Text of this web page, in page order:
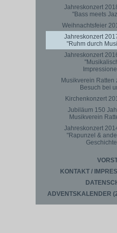
Jahreskonzert
"Bass meets
Weihnachtsfeier
Jahreskonzert
"Ruhm durch
Jahreskonzert
Musikverein Ratten
Besuch bei
Kirchenkonzert
Jubiläum 150
Musikverein
Jahreskonzert
"Rapunzel &
KONTAKT /
ADVENTSKALENDER